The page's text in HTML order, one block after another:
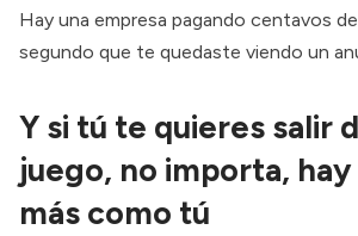
Hay una empresa pagando centavos
segundo que te quedaste viendo un
Y si tú te quieres salir
juego, no importa,
más como tú